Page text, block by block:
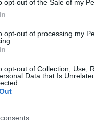
opt-out of the Sale of my
opt-out of processing my
opt-out of Collection, Use,
Data that Is